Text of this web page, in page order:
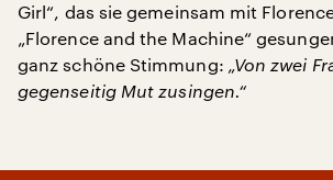
Girl“, das sie gemeinsam mit
„Florence and the Machine“
ganz schöne Stimmung: „Von zwei
gegenseitig Mut zusingen.“